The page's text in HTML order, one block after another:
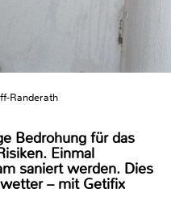
Randerath
Bedrohung für das
Einmal
saniert werden. Dies
– mit Getifix